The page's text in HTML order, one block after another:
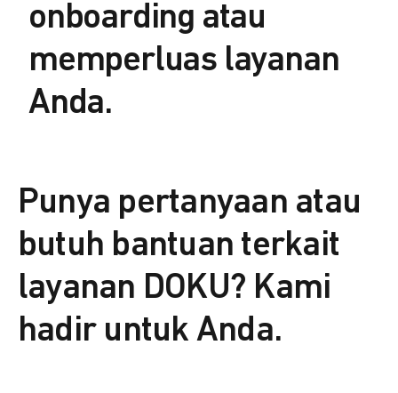
onboarding atau
memperluas layanan
Anda.
Punya pertanyaan atau
butuh bantuan terkait
layanan DOKU? Kami
hadir untuk Anda.